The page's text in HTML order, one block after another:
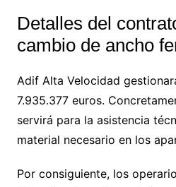
Detalles del
cambio de ancho
Adif Alta Velocidad
7.935.377 euros.
servirá para la asistencia
material necesario en los
Por consiguiente, los